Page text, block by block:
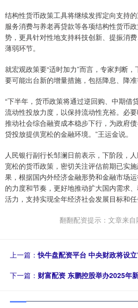
结构性货币政策工具将继续发挥定向支持
服务消费与养老再贷款等各项结构性货币
势，更具针对性地支持科技创新、提振消
薄弱环节。
就宏观政策要“适时加力”而言，专家判断
要可能出台新的增量措施，包括降息、降准
“下半年，货币政策将通过逆回购、中期借
流动性投放力度，以保持流动性充裕。必
推动社会综合融资成本稳步下行，为政府
贷投放提供宽松的金融环境。”王运金说。
人民银行副行长邹澜日前表示，下阶段，
宽松的货币政策，密切关注评估前期已实
果，根据国内外经济金融形势和金融市场
的力度和节奏，更好地推动扩大国内需求
活力，支持实现全年经济社会发展目标和任
翻翻配资提示：文章来自
上一篇：快牛盘配资平台 中央财政将设
下一篇： 财富配资 东鹏控股举办2025年